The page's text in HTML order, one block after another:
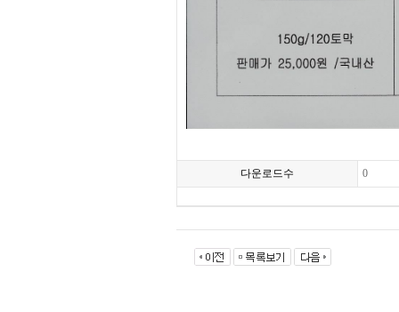
다운로드수 0